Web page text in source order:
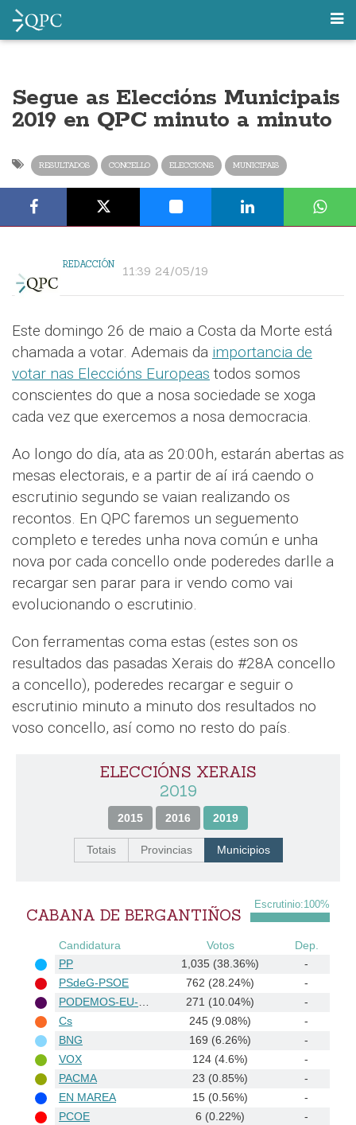
Segue as Eleccións Municipais
2019 en QPC minuto a minuto
RESULTADOS CONCELLO ELECCIONS MUNICIPAIS
REDACCIÓN 11:39 24/05/19
Este domingo 26 de maio a Costa da Morte está
chamada a votar. Ademais da importancia de
votar nas Eleccións Europeas todos somos
conscientes do que a nosa sociedade se xoga
cada vez que exercemos a nosa democracia.
Ao longo do día, ata as 20:00h, estarán abertas as
mesas electorais, e a partir de aí irá caendo o
escrutinio segundo se vaian realizando os
recontos. En QPC faremos un seguemento
completo e teredes unha nova común e unha
nova por cada concello onde poderedes darlle a
recargar sen parar para ir vendo como vai
evolucionando o escrutinio.
Con ferramentas coma estas (estes son os
resultados das pasadas Xerais do #28A concello
a concello), poderedes recargar e seguir o
escrutinio minuto a minuto dos resultados no
voso concello, así como no resto do país.
ELECCIÓNS XERAIS
2019
2015 2016 2019
Totais Provincias Municipios
CABANA DE BERGANTIÑOS
Escrutinio:100%
Candidatura Votos
Dep.
PP
1,035 (38.36%)
-
PSdeG-PSOE
762 (28.24%)
-
PODEMOS-EU-MAREAS EN COMÚN-EQUO
271 (10.04%)
-
Cs
245 (9.08%)
-
BNG
169 (6.26%)
-
VOX
124 (4.6%)
-
PACMA
23 (0.85%)
-
EN MAREA
15 (0.56%)
-
PCOE
6 (0.22%)
-